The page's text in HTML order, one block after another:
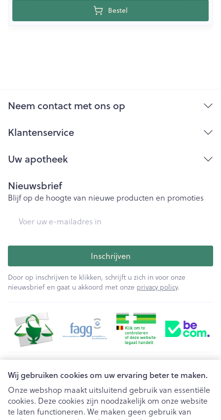
Wij gebruiken cookies om uw ervaring beter te maken.
Onze webshop maakt uitsluitend gebruik van essentiële
cookies. Deze cookies zijn noodzakelijk om onze website
te laten functioneren. We maken geen gebruik van
Bestel
Neem contact met ons op
Klantenservice
Uw apotheek
Nieuwsbrief
Blijf op de hoogte van nieuwe producten en promoties
Inschrijven
Door op inschrijven te klikken, schrijft u zich in voor onze
nieuwsbrief en gaat u akkoord met onze privacy policy.
Juridische links